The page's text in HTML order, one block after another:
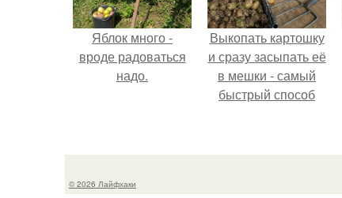
Яблок много -
вроде радоваться
надо.
Выкопать картошку
и сразу засыпать её
в мешки - самый
быстрый способ
порезы и больные
© 2026 Лайфхаки